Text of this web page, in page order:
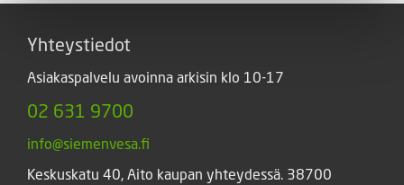
Yhteystiedot
Asiakaspalvelu avoinna arkisin klo 10-17
02 631 9700
info@siemenvesa.fi
Keskuskatu 40, Aito kaupan yhteydessä. 38700